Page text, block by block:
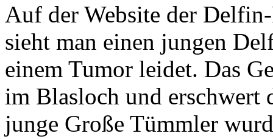
Auf der Website der
sieht man einen jungen
einem Tumor leidet. Das
im Blasloch und erschwert
junge Große Tümmler